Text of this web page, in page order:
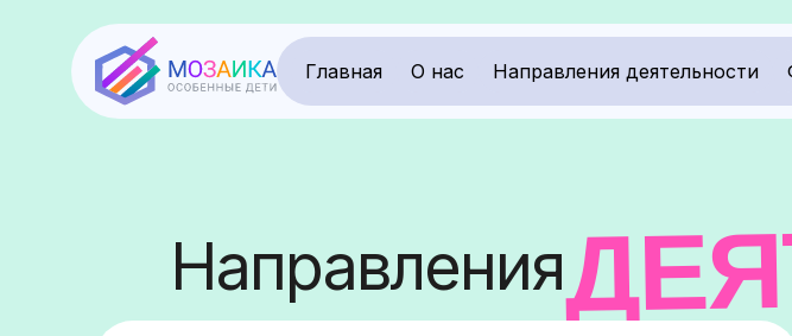
Главная О нас Направления деятельности
Направления